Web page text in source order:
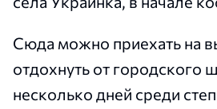
Сюда можно приехать на
отдохнуть от городского
несколько дней среди